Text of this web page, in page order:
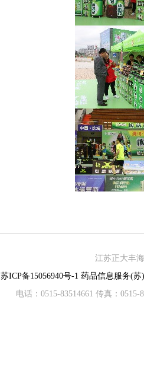
江苏正大丰
苏ICP备15056940号-1 药品信息服务(苏
电话：0515-83514661 传真：